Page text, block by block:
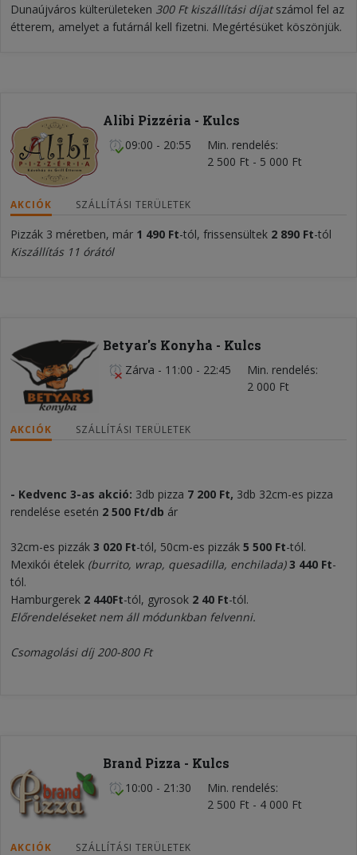
Dunaújváros külterületeken 300 Ft kiszállítási díjatszámol fel az
étterem, amelyet a futárnál kell fizetni. Megértésüket köszönjük.
Alibi Pizzéria - Kulcs
09:00 - 20:55
Min. rendelés
2 500 Ft - 5 000 Ft
AKCIÓK SZÁLLÍTÁSI TERÜLETEK
Pizzák 3 méretben, már 1 490 Ft-tól, frissensültek 2 890 Ft-tól
Kiszállítás 11 órától
Betyar's Konyha - Kulcs
Zárva - 11:00 - 22:45
Min. rendelés
2 000 Ft
AKCIÓK SZÁLLÍTÁSI TERÜLETEK
- Kedvenc 3-as akció: 3db pizza 7 200 Ft, 3db 32cm-es pizza
rendelése esetén 2 500 Ft/db ár
32cm-es pizzák 3 020 Ft-tól, 50cm-es pizzák 5 500 Ft-tól.
Mexikói ételek (burrito, wrap, quesadilla, enchilada) 3 440 Ft-
tól.
Hamburgerek 2 440Ft-tól, gyrosok 2 40 Ft-tól.
Előrendeléseket nem áll módunkban felvenni.
Csomagolási díj 200-800 Ft
Brand Pizza - Kulcs
10:00 - 21:30
Min. rendelés
2 500 Ft - 4 000 Ft
AKCIÓK SZÁLLÍTÁSI TERÜLETEK